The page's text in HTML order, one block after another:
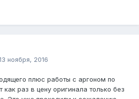
ноября, 2016
плюс работы с аргоном по
раз в цену оригинала только без